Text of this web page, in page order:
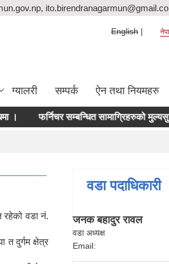
English
ग्यालरी सम्पर्क ऐन तथा नियमहरु
फर्निचर सम्बन्धित सामाग्रिहरुको मुल्यसुचि
रहेको वडा नं.
त दुर्गम क्षेत्र
वडा पदाधिकारी
जनक बहादुर रावल
वडा अध्यक्ष
Email: